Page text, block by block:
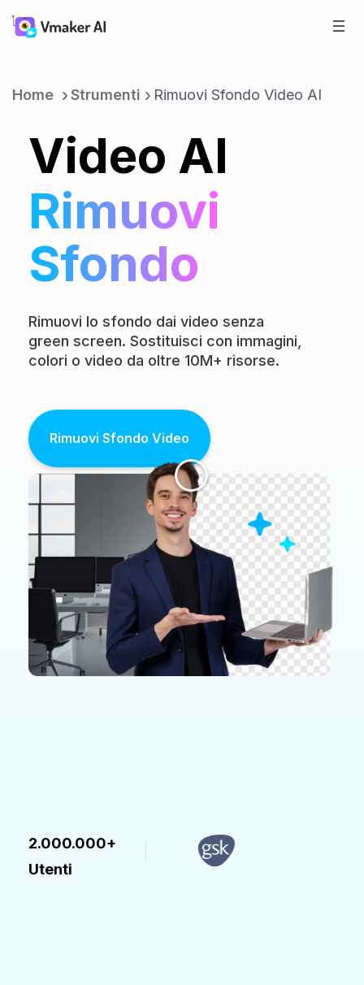
Home Strumenti Rimuovi Sfondo Video AI
Video AI
Rimuovi
Sfondo
Rimuovi lo sfondo dai video senza
green screen. Sostituisci con immagini,
colori o video da oltre 10M+ risorse.
Rimuovi Sfondo Video
2.000.000+
Utenti